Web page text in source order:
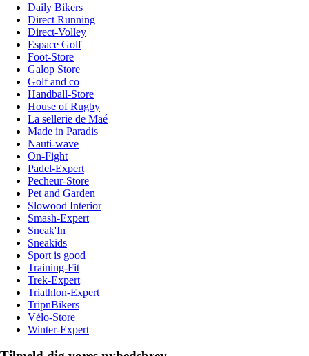
Daily Bikers
Direct Running
Direct-Volley
Espace Golf
Foot-Store
Galop Store
Golf and co
Handball-Store
House of Rugby
La sellerie de Maé
Made in Paradis
Nauti-wave
On-Fight
Padel-Expert
Pecheur-Store
Pet and Garden
Slowood Interior
Smash-Expert
Sneak'In
Sneakids
Sport is good
Training-Fit
Trek-Expert
Triathlon-Expert
TripnBikers
Vélo-Store
Winter-Expert